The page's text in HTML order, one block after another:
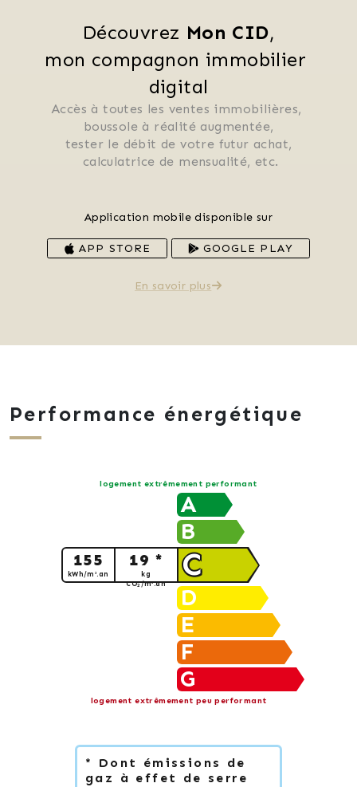
Découvrez Mon CID,
mon compagnon immobilier
digital
Accès à toutes les ventes immobilières,
boussole à réalité augmentée,
tester le débit de votre futur achat,
calculatrice de mensualité, etc.
Application mobile disponible sur
APP STORE GOOGLE PLAY
En savoir plus
Performance énergétique
logement extrêmement performant
A
B
C
155
kWh/m².an
19 *
kg
CO2/m².an
D
E
F
G
logement extrêmement peu performant
* Dont émissions de
gaz à effet de serre